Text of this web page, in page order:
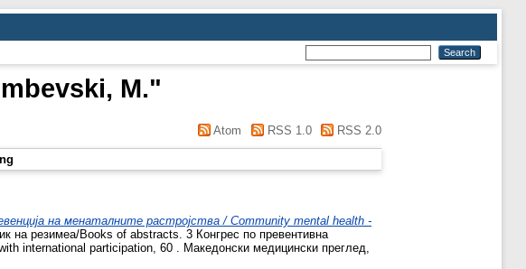
M."
Atom RSS 1.0 RSS 2.0
на менаталните растројства / Community mental health -
на резимеа/Books of abstracts. 3 Конгрес по превентивна
international participation, 60 . Македонски медицински преглед,